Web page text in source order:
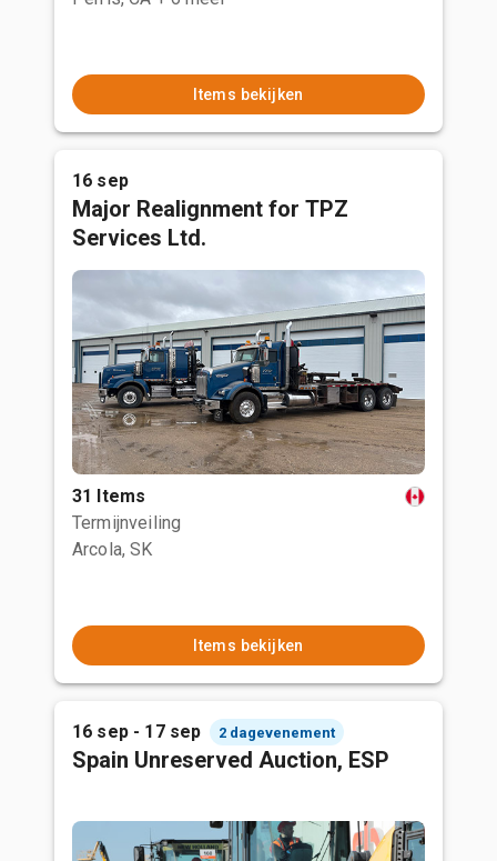
Items bekijken
16 sep
Major Realignment for TPZ
Services Ltd.
31 Items
Termijnveiling
Arcola, SK
Items bekijken
16 sep - 17 sep 2 dagevenement
Spain Unreserved Auction, ESP